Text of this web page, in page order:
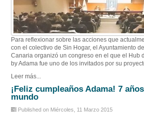
Para reflexionar sobre las acciones que
con el colectivo de Sin Hogar, el Ayuntamiento
Canaria organizó un congreso en el que el Hub
by Adama fue uno de los invitados por su
Leer más...
¡Feliz cumpleaños Adama! 7
mundo
Published on Miércoles, 11 Marzo 2015